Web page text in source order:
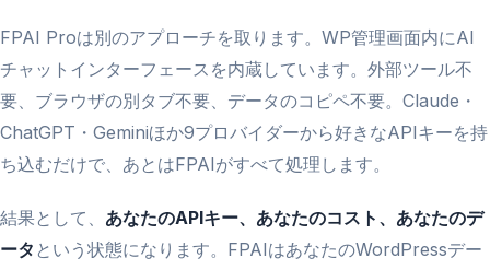
FPAI Proは別のアプローチを取ります。WP管理画面内にAI
チャットインターフェースを内蔵しています。外部ツール不
要、ブラウザの別タブ不要、データのコピペ不要。Claude・
ChatGPT・Geminiほか9プロバイダーから好きなAPIキーを持
ち込むだけで、あとはFPAIがすべて処理します。
結果として、 あなたのAPIキー、あなたのコスト、あなたのデ
ータ という状態になります。FPAIはあなたのWordPressデー